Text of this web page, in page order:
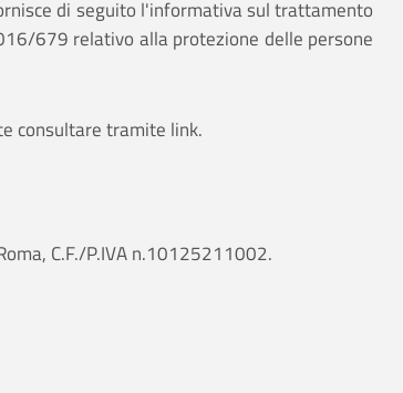
di seguito l'informativa sul trattamento
679 relativo alla protezione delle persone
consultare tramite link.
C.F./P.IVA n.10125211002.